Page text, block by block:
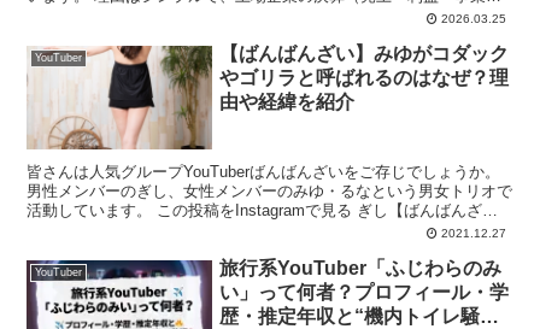
の伸び）が定期的に出るせいで、VTuber業界の“儲け方”がかなり見え
2026.03.25
YouTuber
【ばんばんざい】みゆがコダック
やゴリラと呼ばれるのはなぜ？理
由や経緯を紹介
皆さんは人気グループYouTuberばんばんざいをご存じでしょうか。
男性メンバーのぎし、女性メンバーのみゆ・るなという男女トリオで
活動しています。 この投稿をInstagramで見る ぎし【ばんばんざ
2021.12.27
YouTuber
旅行系YouTuber「ふじわらのみ
い」って何者？プロフィール・学
歴・推定年収と“機内トイレ騒